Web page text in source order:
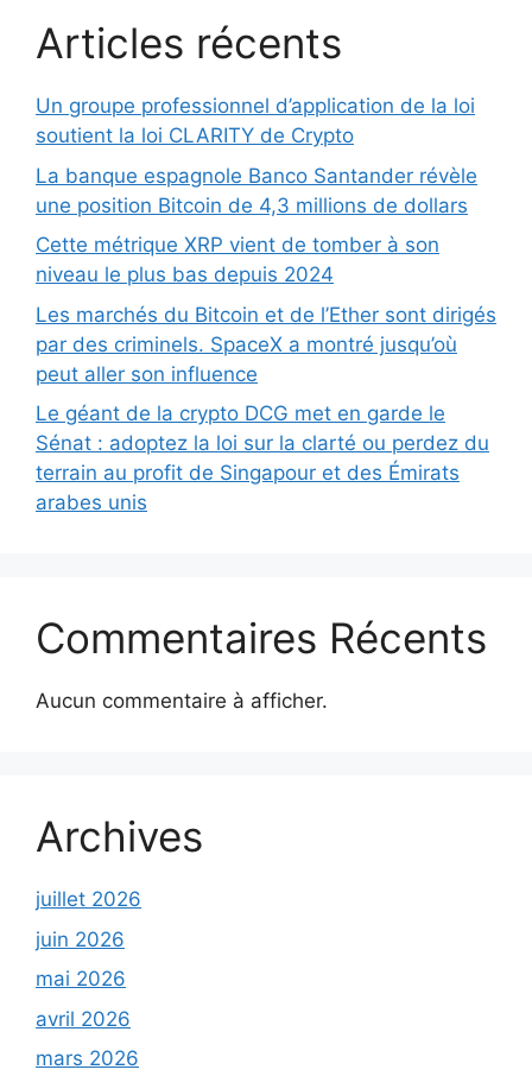
Articles récents
Un groupe professionnel d’application de la loi
soutient la loi CLARITY de Crypto
La banque espagnole Banco Santander révèle
une position Bitcoin de 4,3 millions de dollars
Cette métrique XRP vient de tomber à son
niveau le plus bas depuis 2024
Les marchés du Bitcoin et de l’Ether sont dirigés
par des criminels. SpaceX a montré jusqu’où
peut aller son influence
Le géant de la crypto DCG met en garde le
Sénat : adoptez la loi sur la clarté ou perdez du
terrain au profit de Singapour et des Émirats
arabes unis
Commentaires Récents
Aucun commentaire à afficher.
Archives
juillet 2026
juin 2026
mai 2026
avril 2026
mars 2026